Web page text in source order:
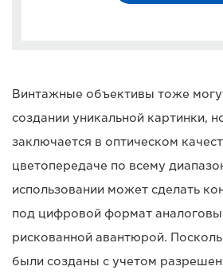
Винтажные объективы тоже
создании уникальной картинки,
заключается в оптическом
цветопередаче по всему
использовании может сделать
под цифровой формат
рискованной авантюрой.
были созданы с учетом